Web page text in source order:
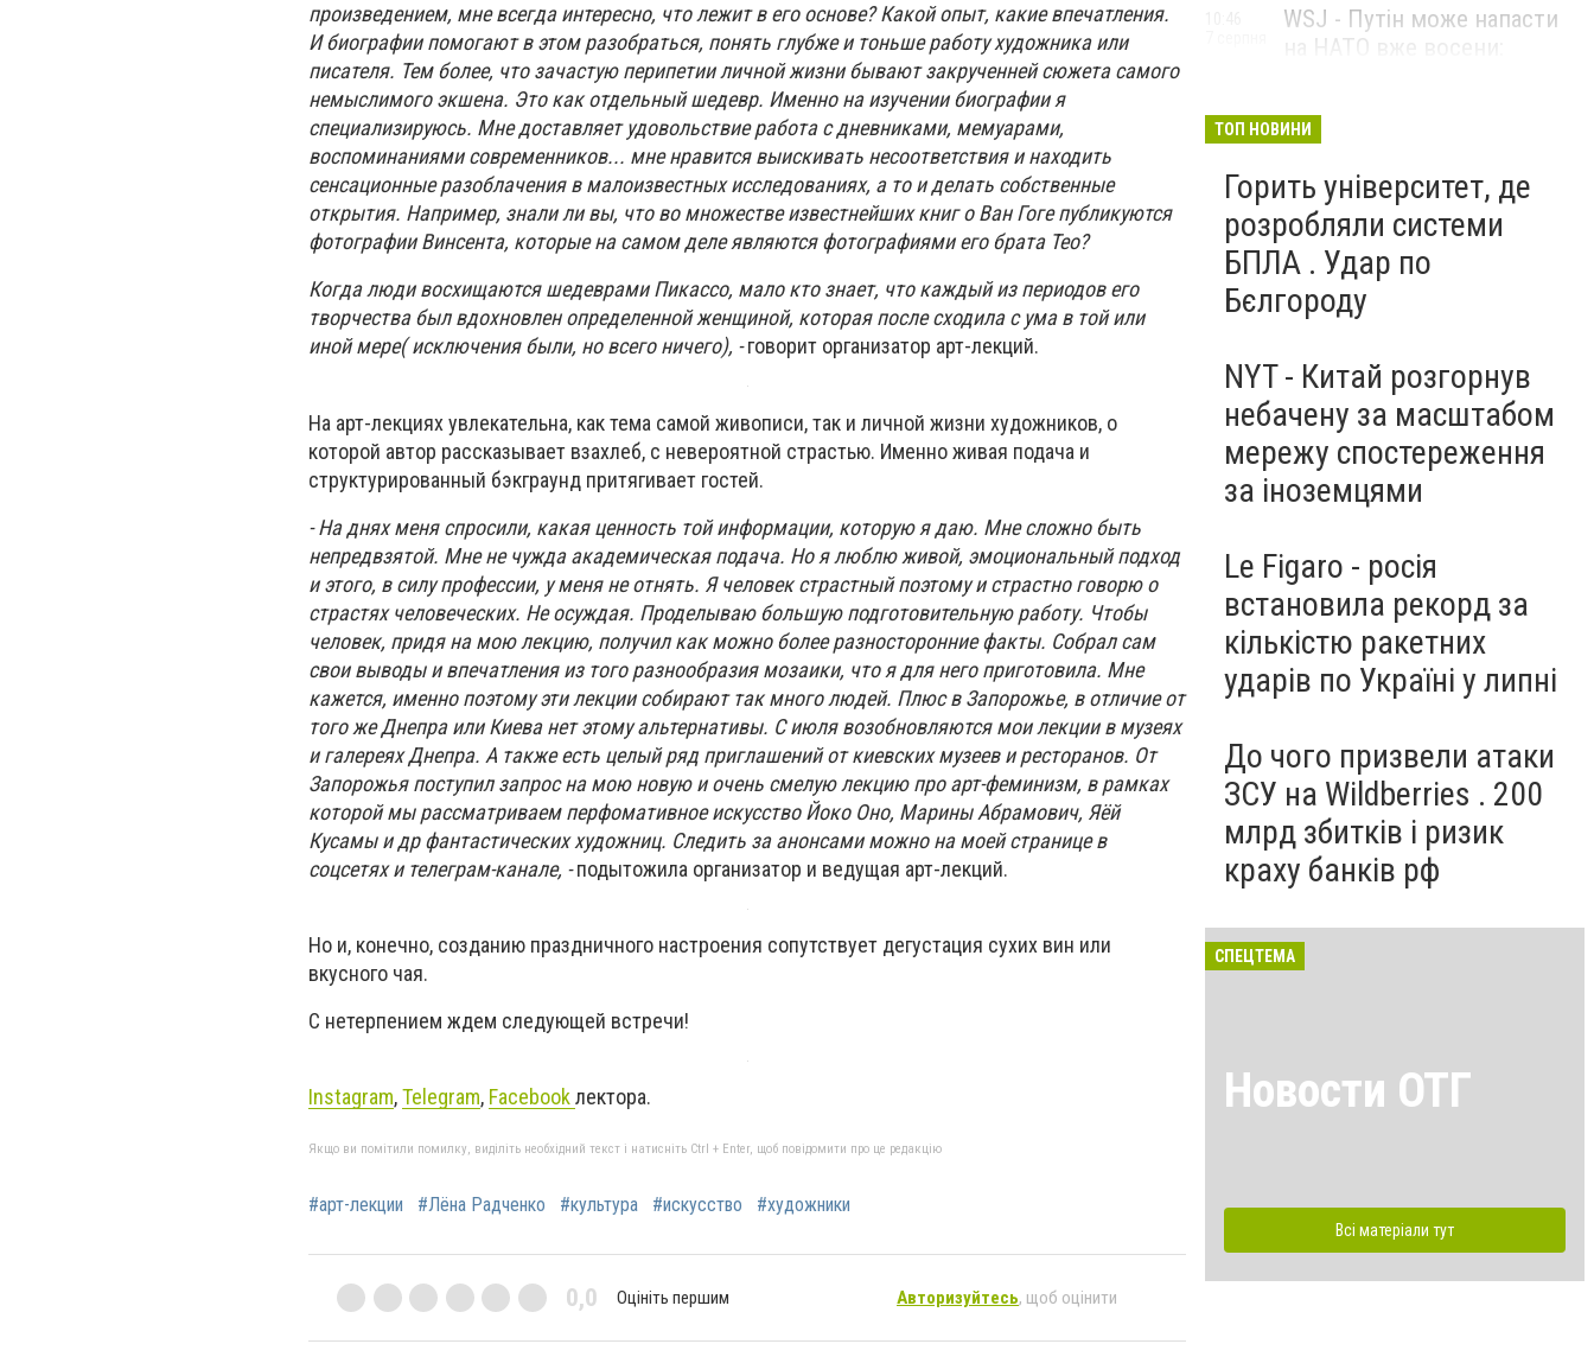
произведением, мне всегда интересно, что лежит в его основе? Какой опыт, какие впечатления.
И биографии помогают в этом разобраться, понять глубже и тоньше работу художника или
писателя. Тем более, что зачастую перипетии личной жизни бывают закрученней сюжета самого
немыслимого экшена. Это как отдельный шедевр. Именно на изучении биографии я
специализируюсь. Мне доставляет удовольствие работа с дневниками, мемуарами,
воспоминаниями современников... мне нравится выискивать несоответствия и находить
сенсационные разоблачения в малоизвестных исследованиях, а то и делать собственные
открытия. Например, знали ли вы, что во множестве известнейших книг о Ван Гоге публикуются
фотографии Винсента, которые на самом деле являются фотографиями его брата Тео?
Когда люди восхищаются шедеврами Пикассо, мало кто знает, что каждый из периодов его
творчества был вдохновлен определенной женщиной, которая после сходила с ума в той или
иной мере( исключения были, но всего ничего), -говорит организатор арт-лекций.
На арт-лекциях увлекательна, как тема самой живописи, так и личной жизни художников, о
которой автор рассказывает взахлеб, с невероятной страстью. Именно живая подача и
структурированный бэкграунд притягивает гостей.
- На днях меня спросили, какая ценность той информации, которую я даю. Мне сложно быть
непредвзятой. Мне не чужда академическая подача. Но я люблю живой, эмоциональный подход
и этого, в силу профессии, у меня не отнять. Я человек страстный поэтому и страстно говорю о
страстях человеческих. Не осуждая. Проделываю большую подготовительную работу. Чтобы
человек, придя на мою лекцию, получил как можно более разносторонние факты. Собрал сам
свои выводы и впечатления из того разнообразия мозаики, что я для него приготовила. Мне
кажется, именно поэтому эти лекции собирают так много людей. Плюс в Запорожье, в отличие от
того же Днепра или Киева нет этому альтернативы. С июля возобновляются мои лекции в музеях
и галереях Днепра. А также есть целый ряд приглашений от киевских музеев и ресторанов. От
Запорожья поступил запрос на мою новую и очень смелую лекцию про арт-феминизм, в рамках
которой мы рассматриваем перфомативное искусство Йоко Оно, Марины Абрамович, Яёй
Кусамы и др фантастических художниц. Следить за анонсами можно на моей странице в
соцсетях и телеграм-канале, -подытожила организатор и ведущая арт-лекций.
Но и, конечно, созданию праздничного настроения сопутствует дегустация сухих вин или
вкусного чая.
С нетерпением ждем следующей встречи!
Instagram,Telegram, Facebookлектора.
Якщо ви помітили помилку, виділіть необхідний текст і натисніть Ctrl + Enter, щоб повідомити про це редакцію
#арт-лекции #Лёна Радченко #культура #искусство #художники
0,0 Оцініть першим Авторизуйтесь, щоб оцінити
WSJ - Путін може напасти
на НАТО вже восени:
ТОП НОВИНИ
Горить університет, де
розробляли системи
БПЛА . Удар по
Бєлгороду
NYT - Китай розгорнув
небачену за масштабом
мережу спостереження
за іноземцями
Le Figaro - росія
встановила рекорд за
кількістю ракетних
ударів по Україні у липні
До чого призвели атаки
ЗСУ на Wildberries . 200
млрд збитків і ризик
краху банків рф
СПЕЦТЕМА
Новости ОТГ
Всі матеріали тут